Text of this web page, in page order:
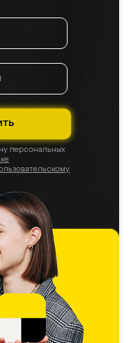
персональных